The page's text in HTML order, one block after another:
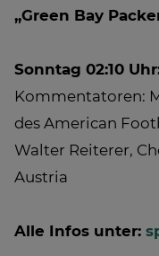
„Green Bay
Sonntag 02:10
Kommentatoren:
des American
Walter Reiterer,
Austria
Alle Infos unter: